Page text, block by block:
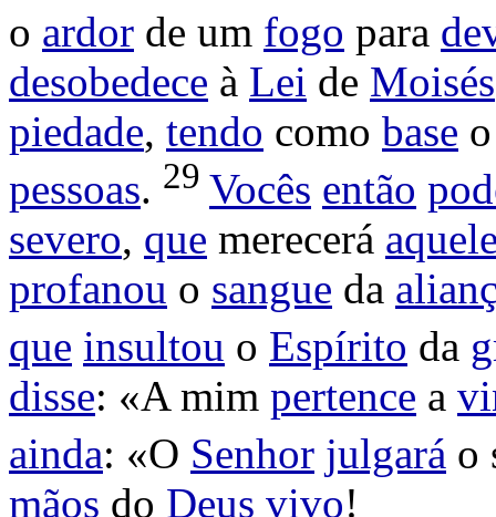
o ardor de um fogo para
desobedece à Lei de Moisés
piedade, tendo como base
pessoas. 29 Vocês então
severo, que merecerá
profanou o sangue da
que insultou o Espírito da
disse: «A mim pertence a
ainda: «O Senhor julgará o
mãos do Deus vivo!